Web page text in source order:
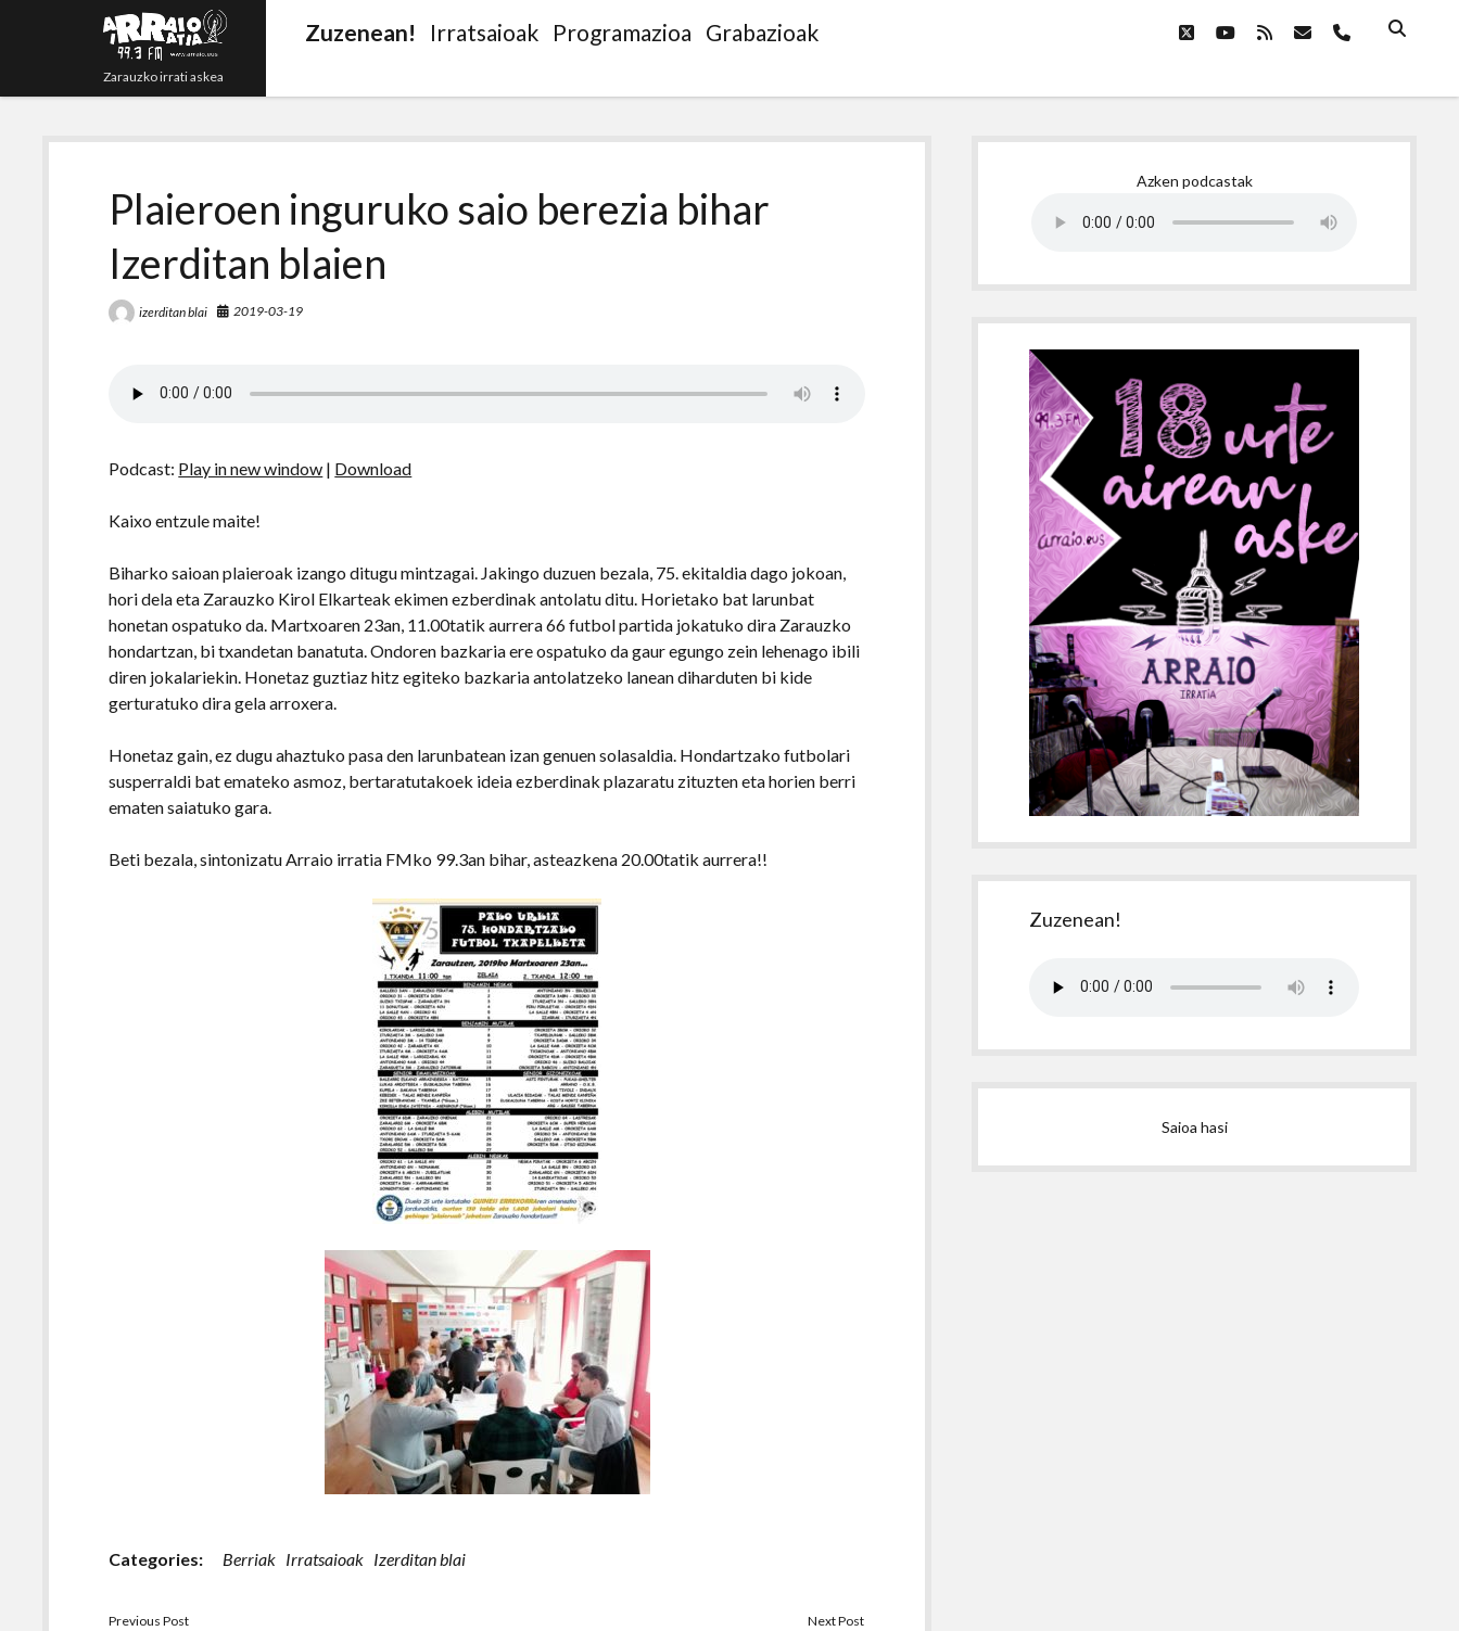
Zarauzko irrati askea
Zuzenean! Irratsaioak Programazioa Grabazioak twitteryoutube
rss emailphone
Plaieroen inguruko saio berezia bihar
Izerditan blaien
izerditan blai 2019-03-19
Podcast: Play in new window | Download
Kaixo entzule maite!
Biharko saioan plaieroak izango ditugu mintzagai. Jakingo duzuen bezala, 75. ekitaldia dago jokoan,
hori dela eta Zarauzko Kirol Elkarteak ekimen ezberdinak antolatu ditu. Horietako bat larunbat
honetan ospatuko da. Martxoaren 23an, 11.00tatik aurrera 66 futbol partida jokatuko dira Zarauzko
hondartzan, bi txandetan banatuta. Ondoren bazkaria ere ospatuko da gaur egungo zein lehenago ibili
diren jokalariekin. Honetaz guztiaz hitz egiteko bazkaria antolatzeko lanean diharduten bi kide
gerturatuko dira gela arroxera.
Honetaz gain, ez dugu ahaztuko pasa den larunbatean izan genuen solasaldia. Hondartzako futbolari
susperraldi bat emateko asmoz, bertaratutakoek ideia ezberdinak plazaratu zituzten eta horien berri
ematen saiatuko gara.
Beti bezala, sintonizatu Arraio irratia FMko 99.3an bihar, asteazkena 20.00tatik aurrera!!
Categories: Berriak Irratsaioak Izerditan blai
Previous Post Next Post
Azken podcastak
Zuzenean!
Saioa hasi